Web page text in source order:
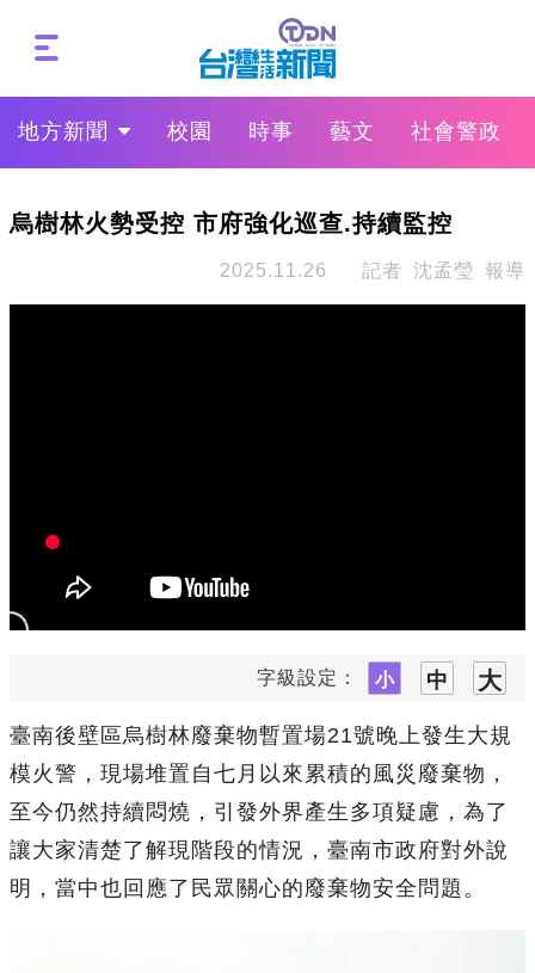
地方新聞 校園 時事 藝文 社會警政
烏樹林火勢受控 市府強化巡查.持續監控
2025.11.26 記者 沈孟瑩 報導
字級設定：
臺南後壁區烏樹林廢棄物暫置場21號晚上發生大規
模火警，現場堆置自七月以來累積的風災廢棄物，
至今仍然持續悶燒，引發外界產生多項疑慮，為了
讓大家清楚了解現階段的情況，臺南市政府對外說
明，當中也回應了民眾關心的廢棄物安全問題。